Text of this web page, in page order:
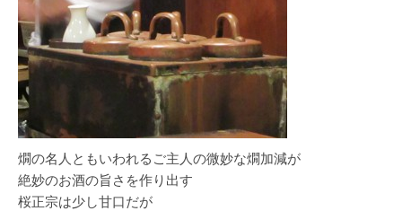
燗の名人ともいわれるご主人の微妙な燗加減が
絶妙のお酒の旨さを作り出す
桜正宗は少し甘口だが